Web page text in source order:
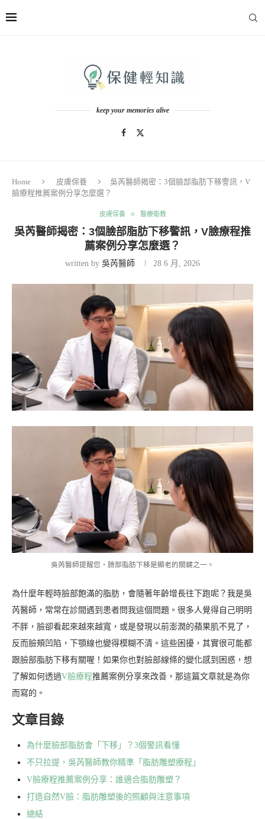
keep your memories alive
Home 皮膚保養
吳芮醫師揭密：3個臉部脂肪下移警訊，V
臉療程推薦案例分享怎麼選？
皮膚保養 醫療衛教
吳芮醫師揭密：3個臉部脂肪下移警訊，V臉療程推
薦案例分享怎麼選？
written by 吳芮醫師 28 6 月, 2026
吳芮醫師提醒您，臉部脂肪下移是顯老的關鍵之一。
為什麼年輕時臉部飽滿的脂肪，會隨著年齡增長往下跑呢？我是吳
芮醫師，常常在診間遇到患者問我這個問題。很多人覺得自己明明
不胖，臉卻看起來越來越寬，或是發現以前澎潤的蘋果肌不見了，
反而臉頰凹陷，下顎線也變得模糊不清。這些困擾，其實很可能都
跟臉部脂肪下移有關喔！如果你也對臉部線條的變化感到困惑，想
了解如何透過V臉療程推薦案例分享來改善，那這篇文章就是為你
而寫的。
文章目錄
為什麼臉部脂肪會「下移」？3個警訊看懂
不只拉提，吳芮醫師教你精準「脂肪雕塑療程」
V臉療程推薦案例分享：誰適合脂肪雕塑？
打造自然V臉：脂肪雕塑後的照顧與注意事項
總結